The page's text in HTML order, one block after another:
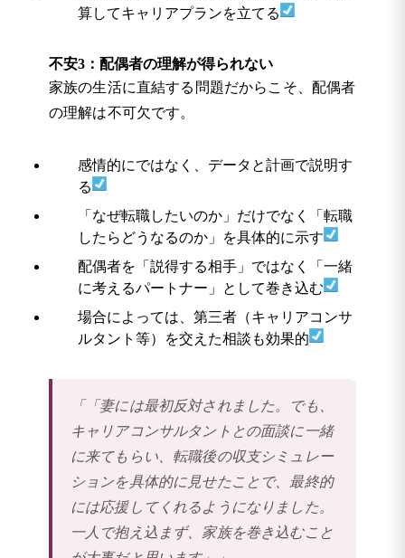
算してキャリアプランを立てる
不安3：配偶者の理解が得られない
家族の生活に直結する問題だからこそ、配偶者
の理解は不可欠です。
感情的にではなく、データと計画で説明す
る
「なぜ転職したいのか」だけでなく「転職
したらどうなるのか」を具体的に示す
配偶者を「説得する相手」ではなく「一緒
に考えるパートナー」として巻き込む
場合によっては、第三者（キャリアコンサ
ルタント等）を交えた相談も効果的
「「妻には最初反対されました。でも、
キャリアコンサルタントとの面談に一緒
に来てもらい、転職後の収支シミュレー
ションを具体的に見せたことで、最終的
には応援してくれるようになりました。
一人で抱え込まず、家族を巻き込むこと